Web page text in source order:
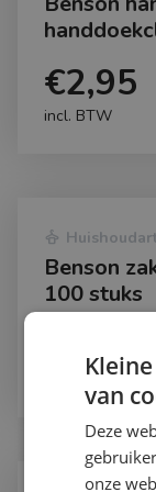
€2,95
incl. BTW
dry_cleaning
Benson
100 stuks
€1,99
incl. BTW
van
Deze
onze